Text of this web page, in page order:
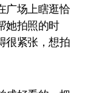
广场上瞎逛恰
她拍照的时
很紧张，想拍